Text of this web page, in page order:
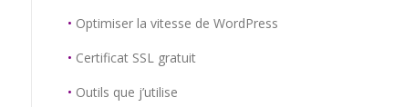
• Optimiser la vitesse de WordPress
• Certificat SSL gratuit
• Outils que j’utilise